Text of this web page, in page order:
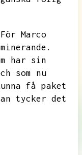
Marco
har sin
som nu
få paket
tycker det